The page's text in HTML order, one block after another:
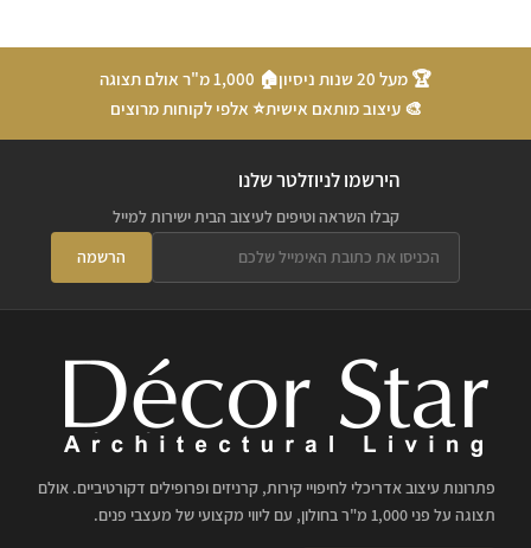
🏆 מעל 20 שנות ניסיון
🏠 1,000 מ"ר אולם תצוגה
🎨 עיצוב מותאם אישית⭐ אלפי לקוחות מרוצים
הירשמו לניוזלטר שלנו
קבלו השראה וטיפים לעיצוב הבית ישירות למייל
הרשמה
פתרונות עיצוב אדריכלי לחיפויי קירות, קרניזים ופרופילים דקורטיביים. אולם
תצוגה על פני 1,000 מ"ר בחולון, עם ליווי מקצועי של מעצבי פנים.